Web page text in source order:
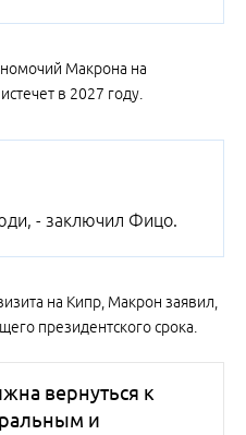
Макрона на
в 2027 году.
- заключил Фицо.
на Кипр, Макрон заявил,
президентского срока.
вернуться к
и